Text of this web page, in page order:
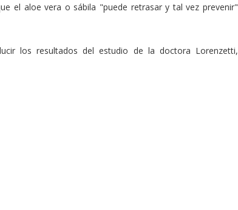
el aloe vera o sábila "puede retrasar y tal vez prevenir"
los resultados del estudio de la doctora Lorenzetti,